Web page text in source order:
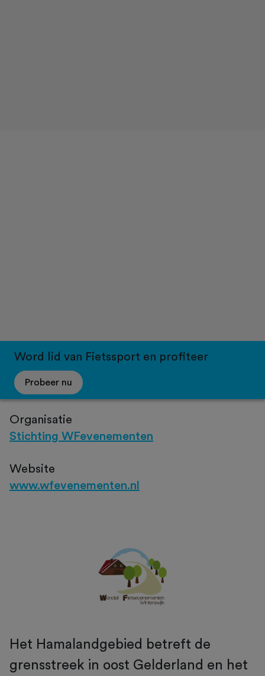
Word lid van Fietssport en profiteer
Probeer nu
Organisatie
Stichting WFevenementen
Website
www.wfevenementen.nl
Het Hamalandgebied betreft de
grensstreek in oost Gelderland en het